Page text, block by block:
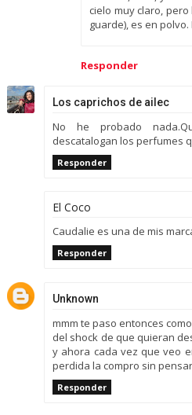
cielo muy claro,
guarde), es en
Responder
Los caprichos de ailec
No he probado
descatalogan los perfumes
Responder
El Coco
Caudalie es una de mis
Responder
Unknown
mmm te paso entonces
del shock de que quieran
y ahora cada vez que veo
perdida la compro sin
Responder